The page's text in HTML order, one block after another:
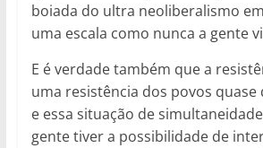
boiada do ultra neoliberalismo
uma escala como nunca a gente
E é verdade também que a
uma resistência dos povos quase
e essa situação de
gente tiver a possibilidade de